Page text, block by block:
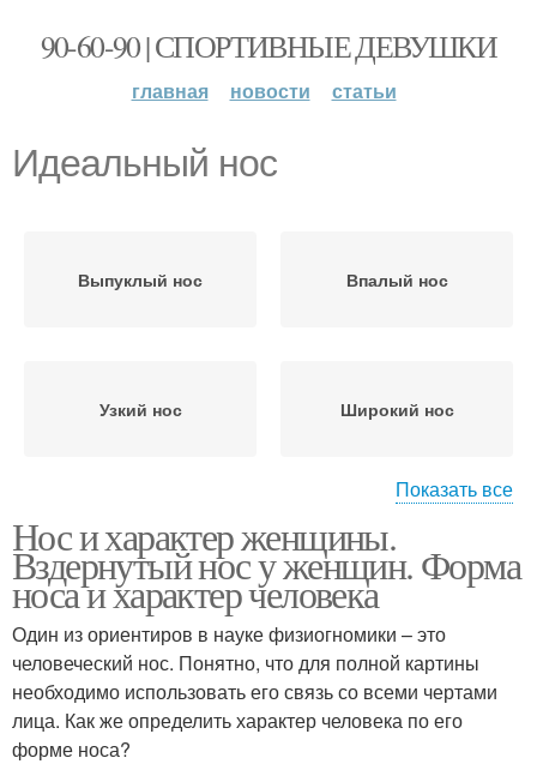
90-60-90 | СПОРТИВНЫЕ ДЕВУШКИ
главная новости статьи
Идеальный нос
Выпуклый нос Впалый нос
Узкий нос Широкий нос
Гладкий нос Мясистый нос
Греческий нос Курносый нос
Показать все
Нос и характер женщины.
Вздернутый нос у женщин. Форма
носа и характер человека
Один из ориентиров в науке физиогномики – это
человеческий нос. Понятно, что для полной картины
необходимо использовать его связь со всеми чертами
лица. Как же определить характер человека по его
форме носа?